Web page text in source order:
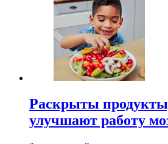
Раскрыты
улучшают работу